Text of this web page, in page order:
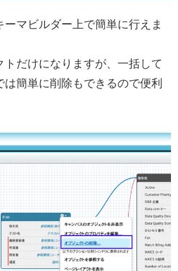
マビルダー上で簡単に行えま
だけになりますが、一括して
簡単に削除もできるので便利